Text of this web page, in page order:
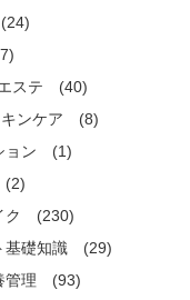
(24)
ステ
(40)
ンケア
(8)
ョン
(1)
(2)
ク
(230)
基礎知識
(29)
管理
(93)